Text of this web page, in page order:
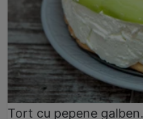
Tort cu pepene